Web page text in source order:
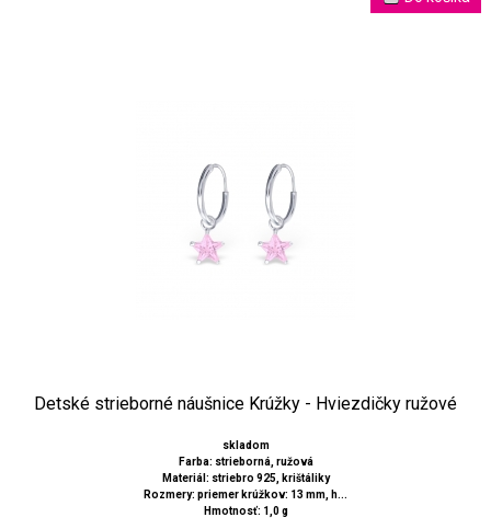
Detské strieborné náušnice Krúžky - Hviezdičky ružové
skladom
Farba: strieborná, ružová
Materiál: striebro 925, krištáliky
Rozmery: priemer krúžkov: 13 mm, h...
Hmotnosť: 1,0 g